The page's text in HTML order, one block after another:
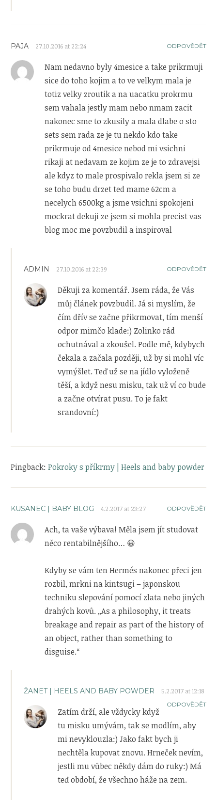
PAJA 27.10.2016 at 22:24 ODPOVĚDĚT
Nam nedavno byly 4mesice a take prikrmuji
sice do toho kojim a to ve velkym mala je
totiz velky zroutik a na uacatku prokrmu
sem vahala jestly mam nebo nmam zacit
nakonec sme to zkusily a mala dlabe o sto
sets sem rada ze je tu nekdo kdo take
prikrmuje od 4mesice nebod mi vsichni
rikaji at nedavam ze kojim ze je to zdravejsi
ale kdyz to male prospivalo rekla jsem si ze
se toho budu drzet ted mame 62cm a
necelych 6500kg a jsme vsichni spokojeni
mockrat dekuji ze jsem si mohla precist vas
blog moc me povzbudil a inspiroval
ADMIN 27.10.2016 at 22:39 ODPOVĚDĚT
Děkuji za komentář. Jsem ráda, že Vás
můj článek povzbudil. Já si myslím, že
čím dřív se začne přikrmovat, tím menší
odpor mimčo klade:) Zolinko rád
ochutnával a zkoušel. Podle mě, kdybych
čekala a začala později, už by si mohl víc
vymýšlet. Teď už se na jídlo vyloženě
těší, a když nesu misku, tak už ví co bude
a začne otvírat pusu. To je fakt
srandovní:)
Pingback:Pokroky s příkrmy | Heels and baby powder
KUSANEC | BABY BLOG 4.2.2017 at 23:27 ODPOVĚDĚT
Ach, ta vaše výbava! Měla jsem jít studovat
něco rentabilnějšího… 😀
Kdyby se vám ten Hermés nakonec přeci jen
rozbil, mrkni na kintsugi – japonskou
techniku slepování pomocí zlata nebo jiných
drahých kovů. „As a philosophy, it treats
breakage and repair as part of the history of
an object, rather than something to
disguise.“
ŽANET | HEELS AND BABY POWDER 5.2.2017 at 12:18
ODPOVĚDĚT
Zatím drží, ale vždycky když
tu misku umývám, tak se modlím, aby
mi nevyklouzla:) Jako fakt bych ji
nechtěla kupovat znovu. Hrneček nevím,
jestli mu vůbec někdy dám do ruky:) Má
teď období, že všechno háže na zem.